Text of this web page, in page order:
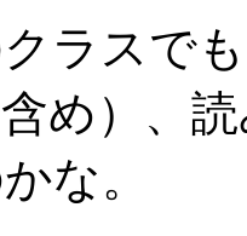
ラスで
め）、
な。